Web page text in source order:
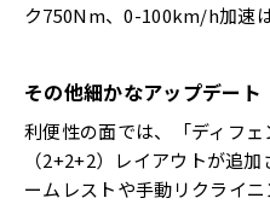
ク750Nm、0-100km/h加速は
その他細かなアップデート
利便性の面では、「ディフ
（2+2+2）レイアウトが追
ームレストや手動リクライ